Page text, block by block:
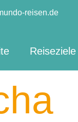
reisen.de
Reiseziele